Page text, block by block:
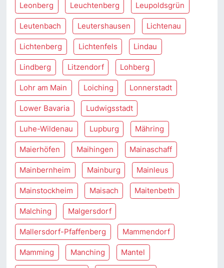
Leonberg Leuchtenberg Leupoldsgrün
Leutenbach Leutershausen Lichtenau
Lichtenberg Lichtenfels Lindau
Lindberg Litzendorf Lohberg
Lohr am Main Loiching Lonnerstadt
Lower Bavaria Ludwigsstadt
Luhe-Wildenau Lupburg Mähring
Maierhöfen Maihingen Mainaschaff
Mainbernheim Mainburg Mainleus
Mainstockheim Maisach Maitenbeth
Malching Malgersdorf
Mallersdorf-Pfaffenberg Mammendorf
Mamming Manching Mantel